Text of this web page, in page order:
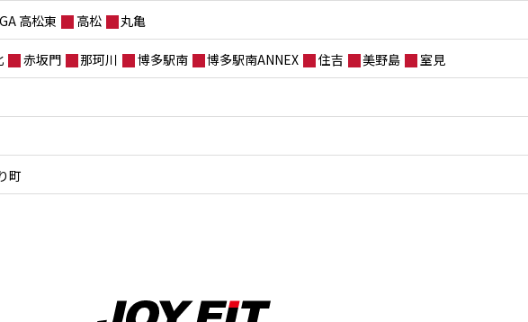
高松東 高松 丸亀
赤坂門 那珂川 博多駅南 博多駅南ANNEX 住吉 美野島 室見
町